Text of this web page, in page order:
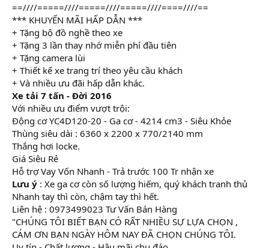
==////=====////=====////=====////====////==
*** KHUYẾN MÃI HẤP DẪN ***
+ Tặng bộ đồ nghề theo xe
+ Tặng 3 lần thay nhớ miễn phí đầu tiên
+ Tặng camera lùi
+ Thiết kế xe trang trí theo yêu cầu khách
+ Và nhiều ưu đãi hấp dẫn khác.
Xe tải 7 tấn - Đời 2016
Với nhiều ưu điểm vượt trội:
Động cơ YC4D120-20 - Ga cơ - 4214 cm3 - Siêu Khỏe
Thùng siêu dài : 6360 x 2200 x 770/2140 mm
Thắng hơi locke.
Giá Siêu Rẻ
Hỗ trợ Vay Vốn Nhanh - Trả trước 100 Tr nhận xe
Lưu ý : Xe ga cơ còn số lượng hiếm, quý khách tranh thủ
Nhanh tay thì còn, chậm tay thì hết.
Liên hệ : 0973499023 Tư Vấn Bán Hàng
"CHÚNG TÔI BIẾT BẠN CÓ RẤT NHIỀU SỰ LỰA CHỌN ,
CÁM ƠN BẠN NGÀY HÔM NAY ĐÃ CHỌN CHÚNG TÔI.